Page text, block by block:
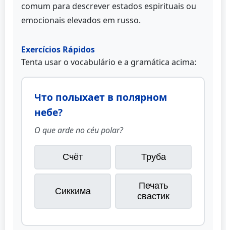
comum para descrever estados espirituais ou
emocionais elevados em russo.
Exercícios Rápidos
Tenta usar o vocabulário e a gramática acima:
Что полыхает в полярном
небе?
O que arde no céu polar?
Счёт Труба
Сиккима
Печать
свастик